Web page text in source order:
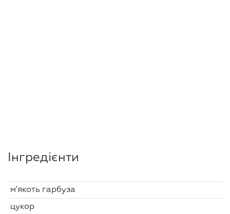
Інгредієнти
м'якоть гарбуза
цукор